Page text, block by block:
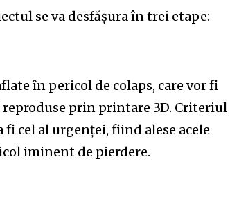
se va desfășura în trei etape:
în pericol de colaps, care vor fi
prin printare 3D. Criteriul
cel al urgenței, fiind alese acele
iminent de pierdere.